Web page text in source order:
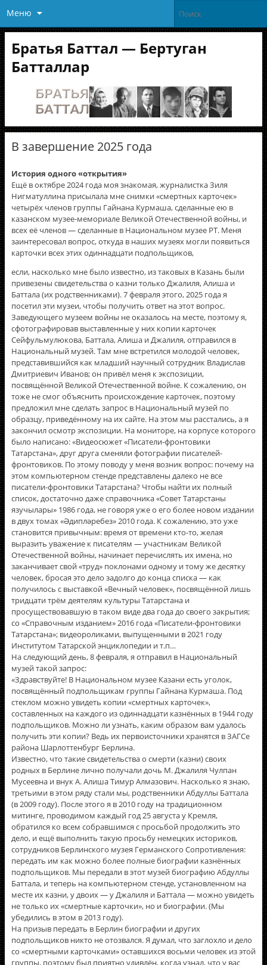
Меню
Братья Баттал — Бертуган
Батталлар
В завершение 2025 года
История одного «открытия»
Ещë в октябре 2024 года моя знакомая, журналистка Зиля
Нигматуллина присылала мне снимки «смертных карточек»
четырëх членов группы Гайнана Курмаша, сделанные ею в
казанском музее-мемориале Великой Отечественной войны, и
всех её членов — сделанные в Национальном музее РТ. Меня
заинтересовал вопрос, откуда в наших музеях могли появиться
карточки всех этих одиннадцати подпольщиков,
если, насколько мне было известно, из таковых в Казань были
привезены свидетельства о казни только Джалиля, Алиша и
Баттала (их родственниками). 7 февраля этого, 2025 года я
посетил эти музеи, чтобы получить ответ на этот вопрос.
Заведующего музеем войны не оказалось на месте, поэтому я,
сфотографировав выставленные у них копии карточек
Сейфульмулюкова, Баттала, Алиша и Джалиля, отправился в
Национальный музей. Там мне встретился молодой человек,
представившийся как младший научный сотрудник Владислав
Дмитриевич Иванов; он привёл меня к экспозиции,
посвящëнной Великой Отечественной войне. К сожалению, он
тоже не смог объяснить происхождение карточек, поэтому
предложил мне сделать запрос в Национальный музей по
образцу, приведённому на их сайте. На этом мы расстались, а я
закончил осмотр экспозиции. На мониторе, на корпусе которого
было написано: «Видеосюжет «Писатели-фронтовики
Татарстана», друг друга сменяли фотографии писателей-
фронтовиков. По этому поводу у меня возник вопрос: почему на
этом компьютерном стенде представлены далеко не все
писатели-фронтовики Татарстана? Чтобы найти их полный
список, достаточно даже справочника «Совет Татарстаны
язучылары» 1986 года, не говоря уже о его более новом издании
в двух томах «Әдипләребез» 2010 года. К сожалению, это уже
становится привычным: время от времени кто-то, желая
выразить уважение к писателям — участникам Великой
Отечественной войны, начинает перечислять их имена, но
заканчивает свой «труд» поклонами одному и тому же десятку
человек, бросая это дело задолго до конца списка — как
получилось с выставкой «Вечный человек», посвящённой лишь
тридцати трём деятелям культуры Татарстана и
просуществовавшую в таком виде два года до своего закрытия;
со «Справочным изданием» 2016 года «Писатели-фронтовики
Татарстана»; видеороликами, выпущенными в 2021 году
Институтом Татарской энциклопедии и т.п…
На следующий день, 8 февраля, я отправил в Национальный
музей такой запрос:
«Здравствуйте! В Национальном музее Казани есть уголок,
посвящённый подпольщикам группы Гайнана Курмаша. Под
стеклом можно увидеть копии «смертных карточек»,
составленных на каждого из одиннадцати казнённых в 1944 году
подпольщиков. Можно ли узнать, каким образом вам удалось
получить эти копии? Ведь их первоисточники хранятся в ЗАГСе
района Шарлоттенбург Берлина.
Известно, что такие свидетельства о смерти (казни) своих
родных в Берлине лично получали дочь М. Джалиля Чулпан
Мусеевна и внук А. Алиша Тимур Алмазович. Насколько я знаю,
третьими в этом ряду стали мы, родственники Абдуллы Баттала
(в 2009 году). После этого я в 2010 году на традиционном
митинге, проводимом каждый год 25 августа у Кремля,
обратился ко всем собравшимся с просьбой продолжить это
дело, и ещё выполнить такую просьбу немецких историков,
сотрудников Берлинского музея Германского Сопротивления:
передать им как можно более полные биографии казнённых
подпольщиков. Мы передали в этот музей биографию Абдуллы
Баттала, и теперь на компьютерном стенде, установленном на
месте их казни, у двоих — у Джалиля и Баттала — можно увидеть
не только их «смертные карточки», но и биографии. (Мы
убедились в этом в 2013 году).
На призыв передать в Берлин биографии и других
подпольщиков никто не отозвался. Я думал, что заглохло и дело
со «смертными карточками» оставшихся восьми человек из этой
группы, поэтому был приятно удивлён, когда узнал, что у вас